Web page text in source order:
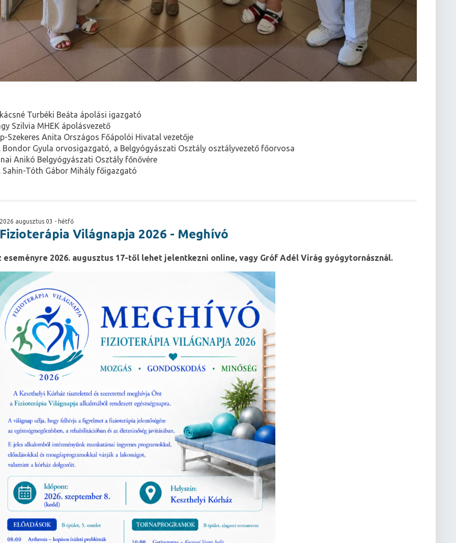
Turbéki Beáta ápolási igazgató
Szilvia MHEK ápolásvezető
Szekeres Anita Országos Főápolói Hivatal vezetője
Bondor Gyula orvosigazgató, a Belgyógyászati Osztály osztályvezető főorvosa
Anikó Belgyógyászati Osztály főnővére
Sahin-Tóth Gábor Mihály főigazgató
2026 augusztus 03 - hétfő
Fizioterápia Világnapja 2026 - Meghívó
eseményre 2026. augusztus 17-től lehet jelentkezni online, vagy Gróf Adél Virág gyógytornásznál.